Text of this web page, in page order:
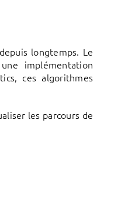
longtemps. Le
implémentation
ces algorithmes
les parcours de